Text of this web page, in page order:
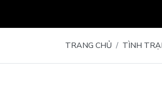
TRANG CHỦ TÌNH